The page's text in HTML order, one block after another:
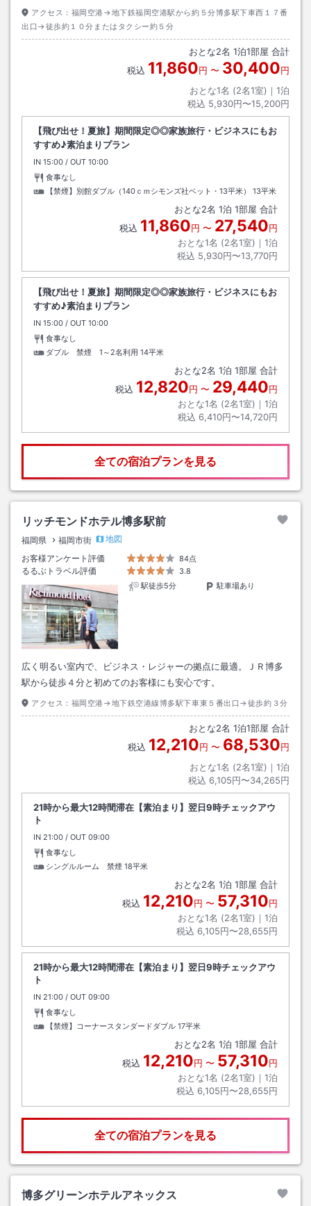
アクセス： 福岡空港→地下鉄福岡空港駅から約５分博多駅下車西１７番
出口→徒歩約１０分またはタクシー約５分
おとな2名 1泊1部屋 合計
税込 11,860円 〜 30,400円
おとな1名 (2名1室)｜ 1泊
税込 5,930円〜15,200円
【飛び出せ！夏旅】期間限定◎◎家族旅行・ビジネスにもお
すすめ♪素泊まりプラン
IN チェックイン
15:00 / OUT チェックアウト
10:00
食事なし
【禁煙】別館ダブル（140ｃｍシモンズ社ベット・13平米）
13平米
おとな2名 1泊 1部屋 合計
税込 11,860円 〜 27,540円
おとな1名 (2名1室)｜ 1泊
税込 5,930円〜13,770円
【飛び出せ！夏旅】期間限定◎◎家族旅行・ビジネスにもお
すすめ♪素泊まりプラン
IN チェックイン
15:00 / OUT チェックアウト
10:00
食事なし
ダブル 禁煙 1～2名利用 14平米
おとな2名 1泊 1部屋 合計
税込 12,820円 〜 29,440円
おとな1名 (2名1室)｜ 1泊
税込 6,410円〜14,720円
全ての宿泊プランを見る
リッチモンドホテル博多駅前
福岡県 福岡市街
地図
お客様アンケート評価
84点
るるぶトラベル評価
3.8
駅徒歩5分
駐車場あり
広く明るい室内で、ビジネス・レジャーの拠点に最適。ＪＲ博多
駅から徒歩４分と初めてのお客様にも安心です。
アクセス： 福岡空港→地下鉄空港線博多駅下車東５番出口→徒歩約３分
おとな2名 1泊1部屋 合計
税込 12,210円 〜 68,530円
おとな1名 (2名1室)｜ 1泊
税込 6,105円〜34,265円
21時から最大12時間滞在【素泊まり】翌日9時チェックアウ
ト
IN チェックイン
21:00 / OUT チェックアウト
09:00
食事なし
シングルルーム 禁煙 18平米
おとな2名 1泊 1部屋 合計
税込 12,210円 〜 57,310円
おとな1名 (2名1室)｜ 1泊
税込 6,105円〜28,655円
21時から最大12時間滞在【素泊まり】翌日9時チェックアウ
ト
IN チェックイン
21:00 / OUT チェックアウト
09:00
食事なし
【禁煙】コーナースタンダードダブル 17平米
おとな2名 1泊 1部屋 合計
税込 12,210円 〜 57,310円
おとな1名 (2名1室)｜ 1泊
税込 6,105円〜28,655円
全ての宿泊プランを見る
博多グリーンホテルアネックス